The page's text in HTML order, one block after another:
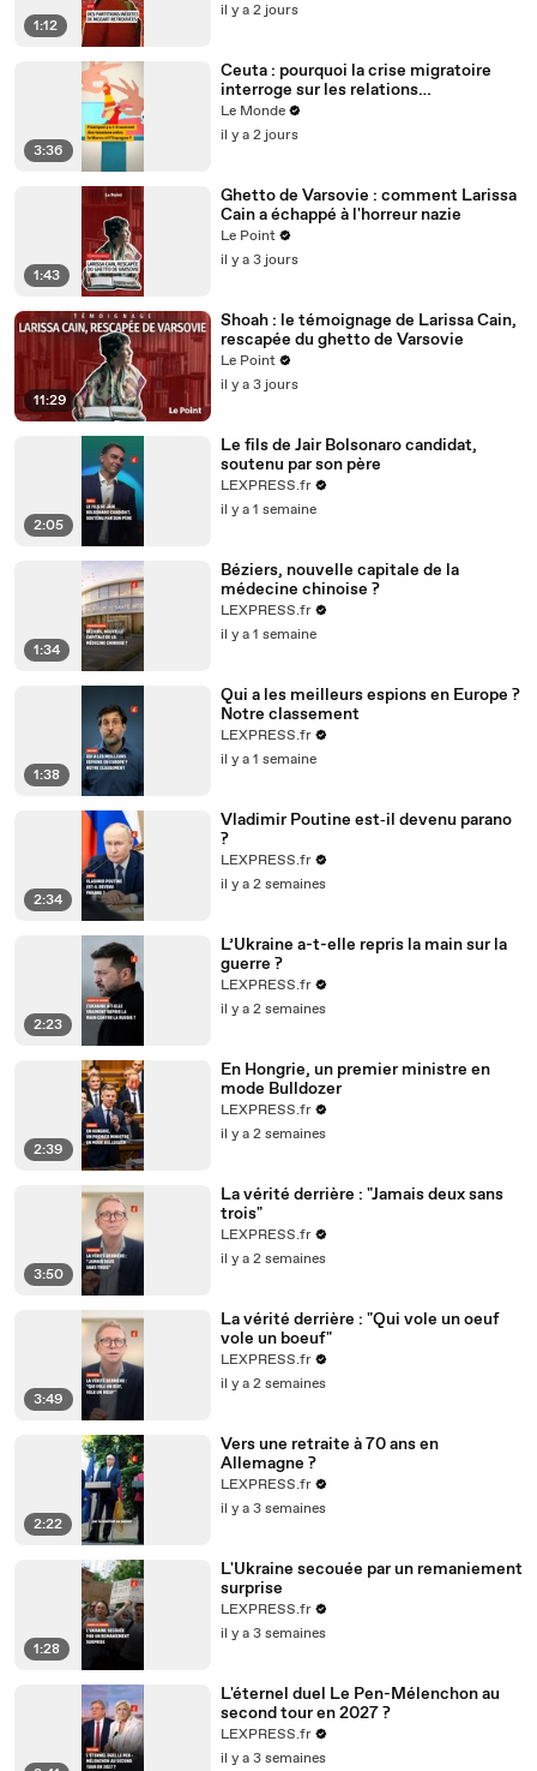
1:12
il y a 2 jours
3:36
Ceuta : pourquoi la crise migratoire
interroge sur les relations
diplomatiques entre le Maroc et
l’Espagne ?
Le Monde
il y a 2 jours
1:43
Ghetto de Varsovie : comment Larissa
Cain a échappé à l'horreur nazie
Le Point
il y a 3 jours
11:29
Shoah : le témoignage de Larissa Cain,
rescapée du ghetto de Varsovie
Le Point
il y a 3 jours
2:05
Le fils de Jair Bolsonaro candidat,
soutenu par son père
LEXPRESS.fr
il y a 1 semaine
1:34
Béziers, nouvelle capitale de la
médecine chinoise ?
LEXPRESS.fr
il y a 1 semaine
1:38
Qui a les meilleurs espions en Europe ?
Notre classement
LEXPRESS.fr
il y a 1 semaine
2:34
Vladimir Poutine est‑il devenu parano
?
LEXPRESS.fr
il y a 2 semaines
2:23
L’Ukraine a-t-elle repris la main sur la
guerre ?
LEXPRESS.fr
il y a 2 semaines
2:39
En Hongrie, un premier ministre en
mode Bulldozer
LEXPRESS.fr
il y a 2 semaines
3:50
La vérité derrière : "Jamais deux sans
trois"
LEXPRESS.fr
il y a 2 semaines
3:49
La vérité derrière : "Qui vole un oeuf
vole un boeuf"
LEXPRESS.fr
il y a 2 semaines
2:22
Vers une retraite à 70 ans en
Allemagne ?
LEXPRESS.fr
il y a 3 semaines
1:28
L'Ukraine secouée par un remaniement
surprise
LEXPRESS.fr
il y a 3 semaines
L'éternel duel Le Pen-Mélenchon au
second tour en 2027 ?
LEXPRESS.fr
il y a 3 semaines